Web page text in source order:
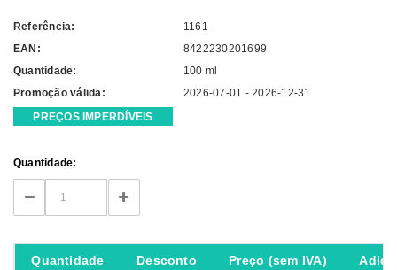
Referência:
1161
EAN:
8422230201699
Quantidade:
100 ml
Promoção válida:
2026-07-01 - 2026-12-31
PREÇOS IMPERDÍVEIS
Current
Stock:
Quantidade:
DECREASE
QUANTITY:
INCREASE
QUANTITY:
Quantidade Desconto Preço (sem IVA)